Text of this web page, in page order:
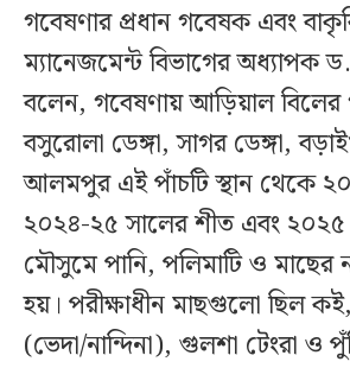
গবেষণার প্রধান গবেষক এবং
ম্যানেজমেন্ট বিভাগের অধ্যাপক
বলেন, গবেষণায় আড়িয়াল বিলের
বসুরোলা ডেঙ্গা, সাগর ডেঙ্গা,
আলমপুর এই পাঁচটি স্থান থেকে
২০২৪-২৫ সালের শীত এবং ২০২৫
মৌসুমে পানি, পলিমাটি ও মাছের
হয়। পরীক্ষাধীন মাছগুলো ছিল
(ভেদা/নান্দিনা), গুলশা টেংরা ও